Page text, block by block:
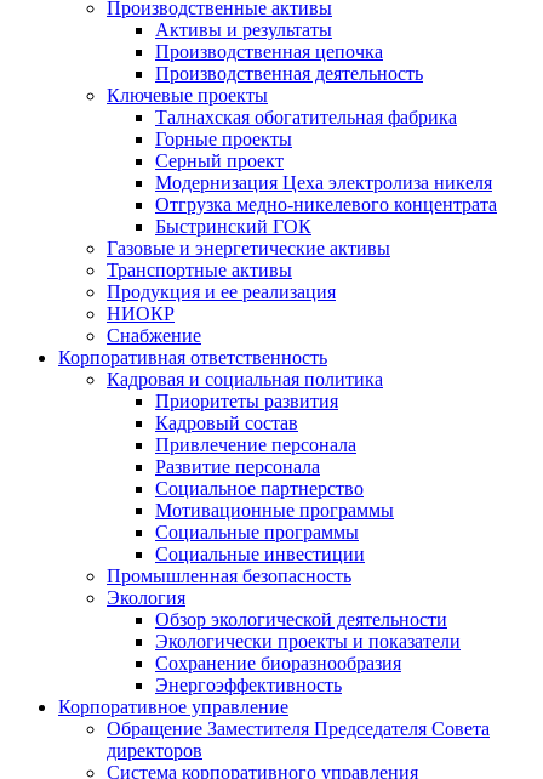
Производственные активы
Активы и результаты
Производственная цепочка
Производственная деятельность
Ключевые проекты
Талнахская обогатительная фабрика
Горные проекты
Серный проект
Модернизация Цеха электролиза никеля
Отгрузка медно-никелевого концентрата
Быстринский ГОК
Газовые и энергетические активы
Транспортные активы
Продукция и ее реализация
НИОКР
Снабжение
Корпоративная ответственность
Кадровая и социальная политика
Приоритеты развития
Кадровый состав
Привлечение персонала
Развитие персонала
Социальное партнерство
Мотивационные программы
Социальные программы
Социальные инвестиции
Промышленная безопасность
Экология
Обзор экологической деятельности
Экологически проекты и показатели
Сохранение биоразнообразия
Энергоэффективность
Корпоративное управление
Обращение Заместителя Председателя Совета
директоров
Система корпоративного управления